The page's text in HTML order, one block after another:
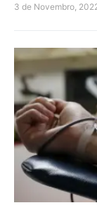
3 de Novembro,